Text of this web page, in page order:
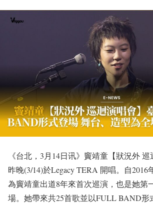
《台北，3月14日讯》竇靖童【狀況外
昨晚(3/14)於Legacy TERA 開唱。自2016
為竇靖童出道8年來首次巡演，也是她第
場。她帶來共25首歌並以FULL BAND形